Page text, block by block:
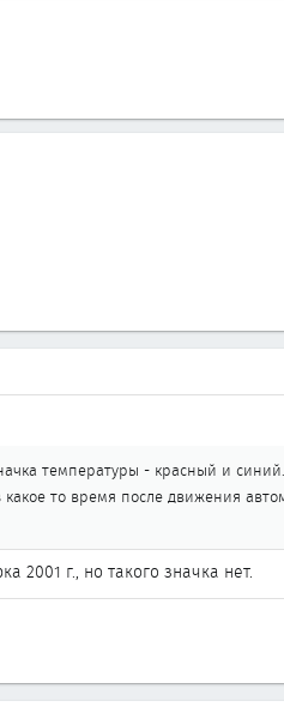
температуры - красный и
то время после движения
2001 г., но такого значка нет.